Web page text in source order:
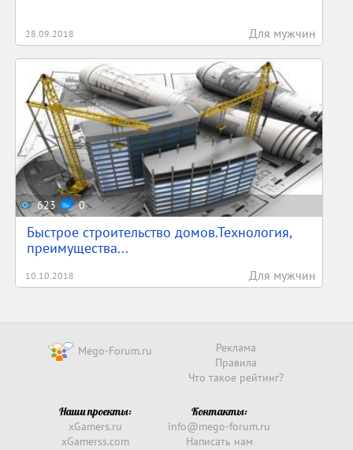
28.09.2018 Для мужчин
623 0
Быстрое строительство домов.Технология,
преимущества...
10.10.2018 Для мужчин
Mego-Forum.ru
Реклама
Правила
Что такое рейтинг?
Наши проекты:
xGamers.ru
xGamerss.com
Контакты:
info@mego-forum.ru
Написать нам